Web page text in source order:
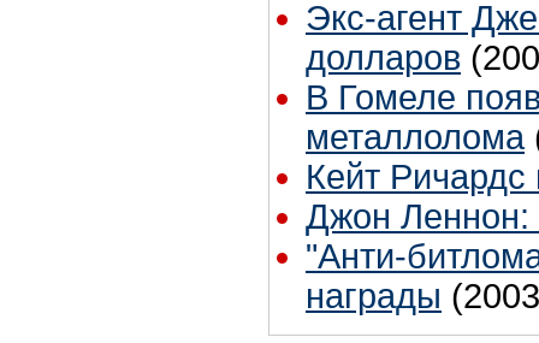
Экс-агент
долларов
В Гомеле
металлолома
Кейт
Джон Леннон:
"Анти-
награды